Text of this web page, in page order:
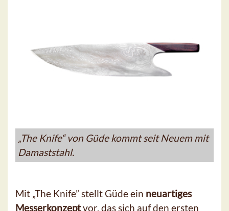
„The Knife“ von Güde kommt seit Neuem mit
Damaststahl.
Mit „The Knife” stellt Güde ein neuartiges
Messerkonzeptvor, das sich auf den ersten